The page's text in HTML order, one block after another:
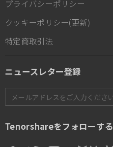
プライバシーポリシー
クッキーポリシー(更新)
特定商取引法
ニュースレター登録
Tenorshareをフォローする